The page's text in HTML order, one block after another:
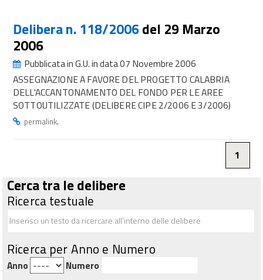
Delibera n. 118/2006del 29 Marzo
2006
Pubblicata in G.U. in data 07 Novembre 2006
ASSEGNAZIONE A FAVORE DEL PROGETTO CALABRIA
DELL'ACCANTONAMENTO DEL FONDO PER LE AREE
SOTTOUTILIZZATE (DELIBERE CIPE 2/2006 E 3/2006)
permalink.
1
Cerca tra le delibere
Ricerca testuale
Ricerca per Anno e Numero
Anno Numero